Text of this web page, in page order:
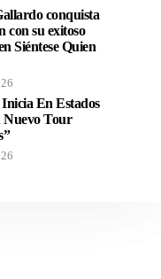
conquista
con su exitoso
Siéntese Quien
En Estados
Nuevo Tour